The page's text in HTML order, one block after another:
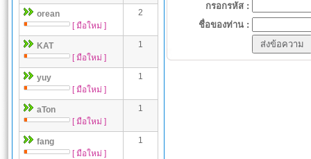
orean
[ มือใหม่ ]
2
KAT
[ มือใหม่ ]
1
yuy
[ มือใหม่ ]
1
aTon
[ มือใหม่ ]
1
fang
[ มือใหม่ ]
1
กรอกรหัส :
ชื่อของท่าน :